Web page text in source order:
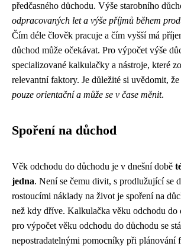
předčasného důchodu. Výše starobního
odpracovaných let a výše příjmů během
Čím déle člověk pracuje a čím vyšší má
důchod může očekávat. Pro výpočet výše
specializované kalkulačky a nástroje, které
relevantní faktory. Je důležité si uvědomit, že
pouze orientační a může se v čase měnit.
Spoření na důchod
Věk odchodu do důchodu je v dnešní době
jedna. Není se čemu divit, s prodlužující se
rostoucími náklady na život je spoření na
než kdy dříve. Kalkulačka věku odchodu do
pro výpočet věku odchodu do důchodu se
nepostradatelnými pomocníky při plánování